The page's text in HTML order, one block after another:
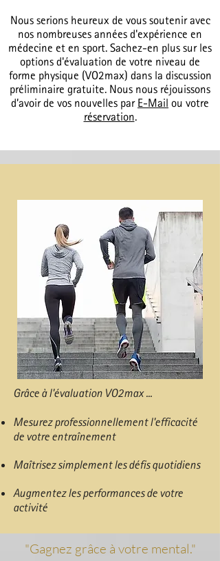
Nous serions heureux de vous soutenir avec
nos nombreuses années d'expérience en
médecine et en sport. Sachez-en plus sur les
options d'évaluation de votre niveau de
forme physique (VO2max) dans la discussion
préliminaire gratuite. Nous nous réjouissons
d’avoir de vos nouvelles par E-Mail​ ou votre
réservation.
Grâce à l'évaluation VO2max ...​
Mesurez professionnellement l'efficacité
de votre entraînement
Maîtrisez simplement les défis quotidiens
Augmentez les performances de votre
activité
"Gagnez grâce à votre mental."